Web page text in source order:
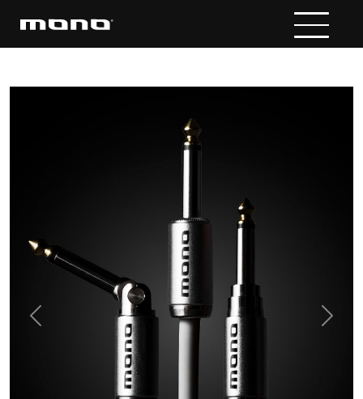
Previous Next